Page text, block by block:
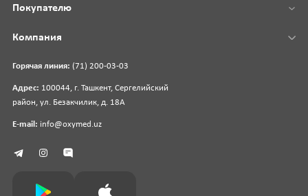
Горячая линия: (71) 200-03-03
Адрес: 100044, г. Ташкент, Сергелийский
район, ул. Безакчилик, д. 18А
E-mail: info@oxymed.uz
Покупателю
Компания